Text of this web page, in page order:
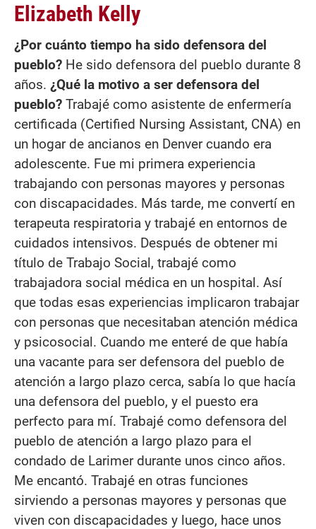
Elizabeth Kelly
¿Por cuánto tiempo ha sido defensora del
pueblo? He sido defensora del pueblo durante 8
años. ¿Qué la motivo a ser defensora del
pueblo? Trabajé como asistente de enfermería
certificada (Certified Nursing Assistant, CNA) en
un hogar de ancianos en Denver cuando era
adolescente. Fue mi primera experiencia
trabajando con personas mayores y personas
con discapacidades. Más tarde, me convertí en
terapeuta respiratoria y trabajé en entornos de
cuidados intensivos. Después de obtener mi
título de Trabajo Social, trabajé como
trabajadora social médica en un hospital. Así
que todas esas experiencias implicaron trabajar
con personas que necesitaban atención médica
y psicosocial. Cuando me enteré de que había
una vacante para ser defensora del pueblo de
atención a largo plazo cerca, sabía lo que hacía
una defensora del pueblo, y el puesto era
perfecto para mí. Trabajé como defensora del
pueblo de atención a largo plazo para el
condado de Larimer durante unos cinco años.
Me encantó. Trabajé en otras funciones
sirviendo a personas mayores y personas que
viven con discapacidades y luego, hace unos